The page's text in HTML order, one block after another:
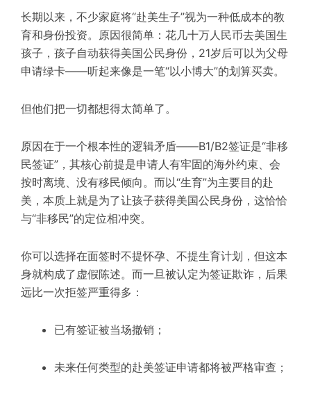
长期以来，不少家庭将“赴美生子”视为一种低成本的教
育和身份投资。 原因很简单：花几十万人民币去美国生
孩子，孩子自动获得美国公民身份，21岁后可以为父母
申请绿卡——听起来像是一笔“以小博大”的划算买卖。
但他们把一切都想得太简单了。
原因在于一个根本性的逻辑矛盾——B1/B2签证是“非移
民签证”，其核心前提是申请人有牢固的海外约束、会
按时离境、没有移民倾向。而以“生育”为主要目的赴
美，本质上就是为了让孩子获得美国公民身份，这恰恰
与“非移民”的定位相冲突。
你可以选择在面签时不提怀孕、不提生育计划，但这本
身就构成了虚假陈述。而一旦被认定为签证欺诈 ，后果
远比一次拒签严重得多：
已有签证被当场撤销；
未来任何类型的赴美签证申请都将被严格审查；